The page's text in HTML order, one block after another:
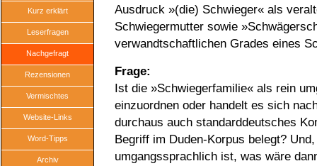
Kurz erklärt
Leserfragen
Nachgefragt
Rezensionen
Vermischtes
Website-Links
Word-Tipps
Archiv
Ausdruck »(die) Schwieger« als
Schwiegermutter sowie
verwandtschaftlichen Grades eines
Frage:
Ist die »Schwiegerfamilie« als rein
einzuordnen oder handelt es sich
durchaus auch standarddeutsches
Begriff im Duden-Korpus belegt?
umgangssprachlich ist, was wäre